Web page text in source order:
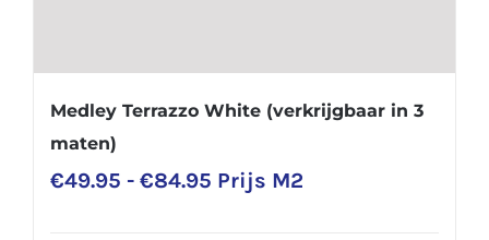
Medley Terrazzo White (verkrijgbaar in 3
maten)
€49.95 - €84.95 Prijsklasse:
Prijs M2